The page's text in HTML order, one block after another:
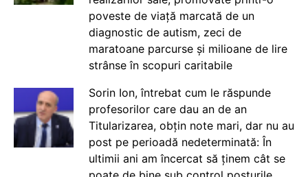
poveste de viață marcată de un
diagnostic de autism, zeci de
maratoane parcurse și milioane de lire
strânse în scopuri caritabile
Sorin Ion, întrebat cum le răspunde
profesorilor care dau an de an
Titularizarea, obțin note mari, dar nu au
post pe perioadă nedeterminată: În
ultimii ani am încercat să ținem cât se